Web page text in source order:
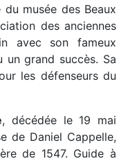
musée des Beaux
des anciennes
avec son fameux
un grand succès. Sa
les défenseurs du
, décédée le 19 mai
de Daniel Cappelle,
de 1547. Guide à